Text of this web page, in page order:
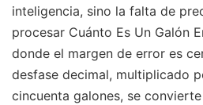
inteligencia, sino la falta de
procesar Cuánto Es Un Galón
donde el margen de error es
desfase decimal, multiplicado
cincuenta galones, se